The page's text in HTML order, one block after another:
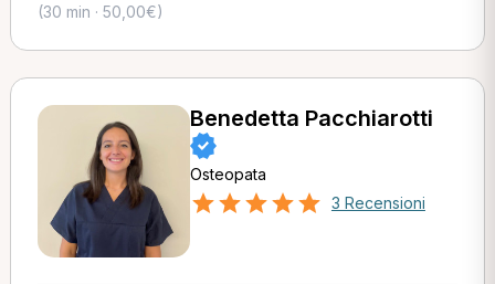
(30 min · 50,00€)
Benedetta Pacchiarotti
Osteopata
3 Recensioni